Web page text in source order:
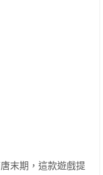
末期，這款遊戲提